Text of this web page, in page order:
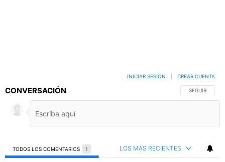
CONVERSACIÓN SIGA ESTA
SEGUIR
INICIAR SESIÓN CREAR CUENTA
TODOS LOS COMENTARIOS 1 LOS MÁS RECIENTES